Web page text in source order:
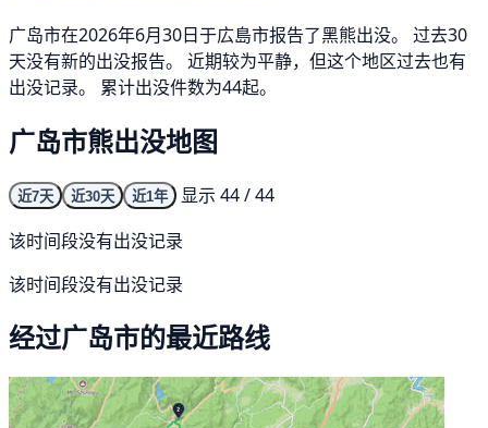
广岛市在2026年6月30日于広島市报告了黑熊出没。 过去30
天没有新的出没报告。 近期较为平静，但这个地区过去也有
出没记录。 累计出没件数为44起。
广岛市熊出没地图
近7天 近30天 近1年
显示 44 / 44
该时间段没有出没记录
该时间段没有出没记录
经过广岛市的最近路线